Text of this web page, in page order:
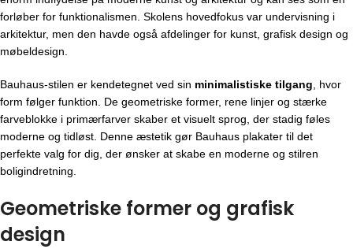
forløber for funktionalismen. Skolens hovedfokus var undervisning i
arkitektur, men den havde også afdelinger for kunst, grafisk design og
møbeldesign.
Bauhaus-stilen er kendetegnet ved sin minimalistiske tilgang , hvor
form følger funktion. De geometriske former, rene linjer og stærke
farveblokke i primærfarver skaber et visuelt sprog, der stadig føles
moderne og tidløst. Denne æstetik gør Bauhaus plakater til det
perfekte valg for dig, der ønsker at skabe en moderne og stilren
boligindretning.
Geometriske former og grafisk
design